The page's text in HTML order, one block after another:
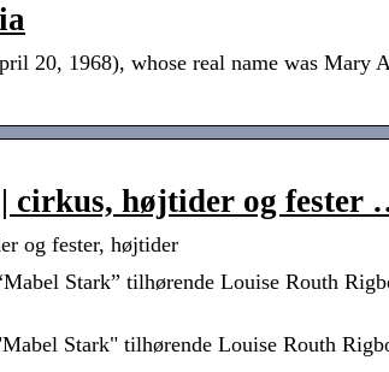
20, 1968), whose real name was Mary
cirkus, højtider og fester
og fester, højtider
Stark” tilhørende Louise Routh
Stark" tilhørende Louise Routh